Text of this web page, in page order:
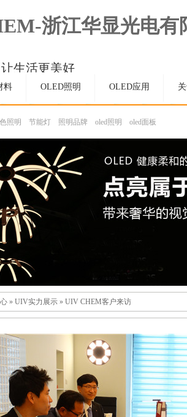
生活更美好
为OLED和材料领域受人尊敬的
料 OLED照明 OLED应用
照明 节能灯 照明品牌 oled照明 oled面板
» UIV实力展示 » UIV CHEM客户来访